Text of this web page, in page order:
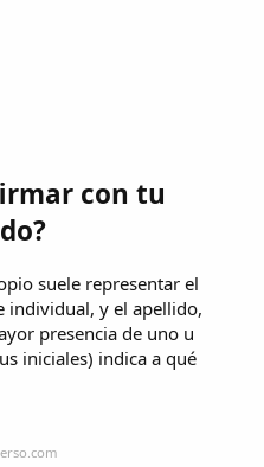
con tu
suele representar el
individual, y el apellido,
presencia de uno u
iniciales) indica a qué